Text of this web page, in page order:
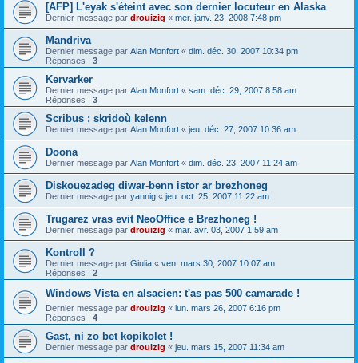
[AFP] L'eyak s'éteint avec son dernier locuteur en Alaska
Dernier message par drouizig « mer. janv. 23, 2008 7:48 pm
Mandriva
Dernier message par Alan Monfort « dim. déc. 30, 2007 10:34 pm
Réponses : 3
Kervarker
Dernier message par Alan Monfort « sam. déc. 29, 2007 8:58 am
Réponses : 3
Scribus : skridoù kelenn
Dernier message par Alan Monfort « jeu. déc. 27, 2007 10:36 am
Doona
Dernier message par Alan Monfort « dim. déc. 23, 2007 11:24 am
Diskouezadeg diwar-benn istor ar brezhoneg
Dernier message par yannig « jeu. oct. 25, 2007 11:22 am
Trugarez vras evit NeoOffice e Brezhoneg !
Dernier message par drouizig « mar. avr. 03, 2007 1:59 am
Kontroll ?
Dernier message par Giulia « ven. mars 30, 2007 10:07 am
Réponses : 2
Windows Vista en alsacien: t'as pas 500 camarade !
Dernier message par drouizig « lun. mars 26, 2007 6:16 pm
Réponses : 4
Gast, ni zo bet kopikolet !
Dernier message par drouizig « jeu. mars 15, 2007 11:34 am